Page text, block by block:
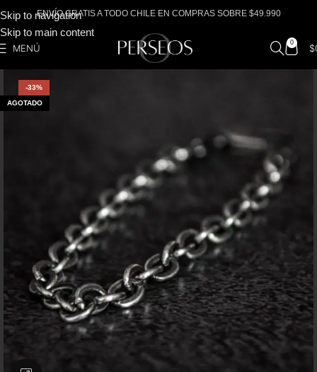
Skip to navigation
Skip to main content
ENVÍO GRATIS A TODO CHILE EN COMPRAS SOBRE $49.990
MENÚ 0 $
-33%
AGOTADO